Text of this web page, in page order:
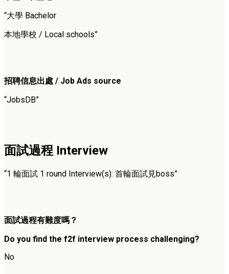
“大學 Bachelor
本地學校 / Local schools”
招聘信息出處 / Job Ads source
“JobsDB”
面試過程 Interview
“1 輪面試 1 round Interview(s): 首輪面試見boss”
面試過程有難度嗎？
Do you find the f2f interview process challenging?
No